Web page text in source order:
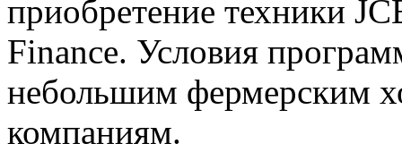
приобретение техники
Finance. Условия
небольшим фермерским
компаниям.